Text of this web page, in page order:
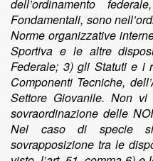
dell’ordinamento
Fondamentali, sono
Norme organizzative
Sportiva e le altre
Federale; 3) gli Statuti e i
Componenti Tecniche,
Settore Giovanile. Non
sovraordinazione delle
Nel caso di specie
sovrapposizione tra le